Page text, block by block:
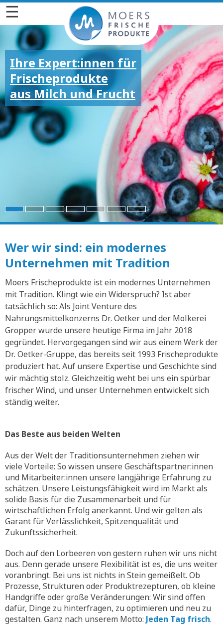
☰
Ihre Expert:innen für
Frischeprodukte
aus Milch und Frucht
Für die großen und
kleinen Emotionen
Wer wir sind: ein modernes
Unternehmen mit Tradition
Moers Frischeprodukte ist ein modernes Unternehmen
mit Tradition. Klingt wie ein Widerspruch? Ist aber
tatsächlich so: Als Joint Venture des
Nahrungsmittelkonzerns Dr. Oetker und der Molkerei
Gropper wurde unsere heutige Firma im Jahr 2018
gegründet. Hervorgegangen sind wir aus einem Werk der
Dr. Oetker-Gruppe, das bereits seit 1993 Frischeprodukte
produziert hat. Auf unsere Expertise und Geschichte sind
wir mächtig stolz. Gleichzeitig weht bei uns ein spürbar
frischer Wind, und unser Unternehmen entwickelt sich
ständig weiter.
Das Beste aus beiden Welten
Aus der Welt der Traditionsunternehmen ziehen wir
viele Vorteile: So wissen unsere Geschäftspartner:innen
und Mitarbeiter:innen unsere langjährige Erfahrung zu
schätzen. Unsere Leistungsfähigkeit wird im Markt als
solide Basis für die Zusammenarbeit und für
wirtschaftlichen Erfolg anerkannt. Und wir gelten als
Garant für Verlässlichkeit, Spitzenqualität und
Zukunftssicherheit.
Doch auf den Lorbeeren von gestern ruhen wir uns nicht
aus. Denn gerade unsere Flexibilität ist es, die uns weiter
voranbringt. Bei uns ist nichts in Stein gemeißelt. Ob
Prozesse, Strukturen oder Produktrezepturen, ob kleine
Handgriffe oder große Veränderungen: Wir sind offen
dafür, Dinge zu hinterfragen, zu optimieren und neu zu
gestalten. Ganz nach unserem Motto: Jeden Tag frisch.